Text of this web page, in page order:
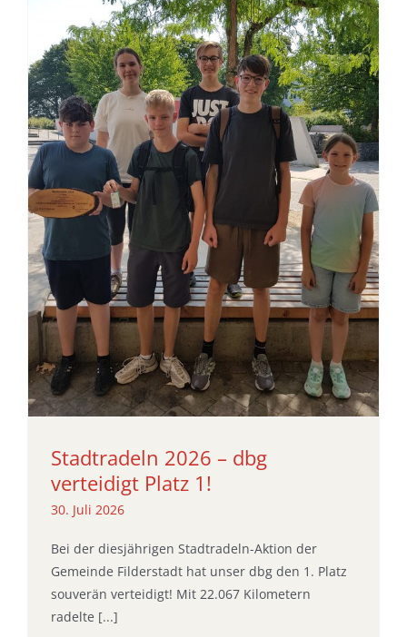
Stadtradeln 2026 – dbg
verteidigt Platz 1!
30. Juli 2026
Bei der diesjährigen Stadtradeln-Aktion der
Gemeinde Filderstadt hat unser dbg den 1. Platz
souverän verteidigt! Mit 22.067 Kilometern
radelte [...]